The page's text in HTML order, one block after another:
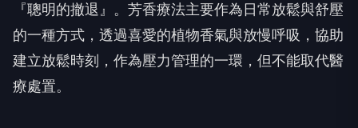
『聰明的撤退』。芳香療法主要作為日常放鬆與舒壓
的一種方式，透過喜愛的植物香氣與放慢呼吸，協助
建立放鬆時刻，作為壓力管理的一環，但不能取代醫
療處置。